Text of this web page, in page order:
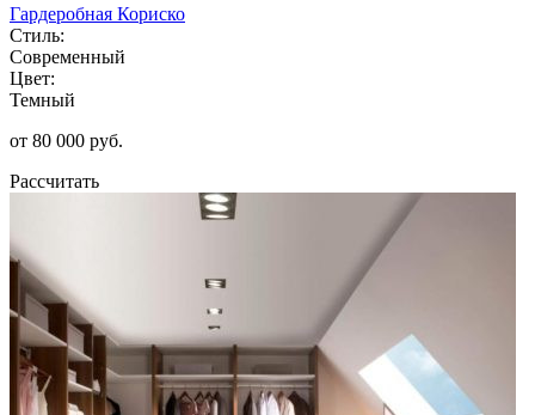
Гардеробная Кориско
Стиль:
Современный
Цвет:
Темный
от 80 000 руб.
Рассчитать